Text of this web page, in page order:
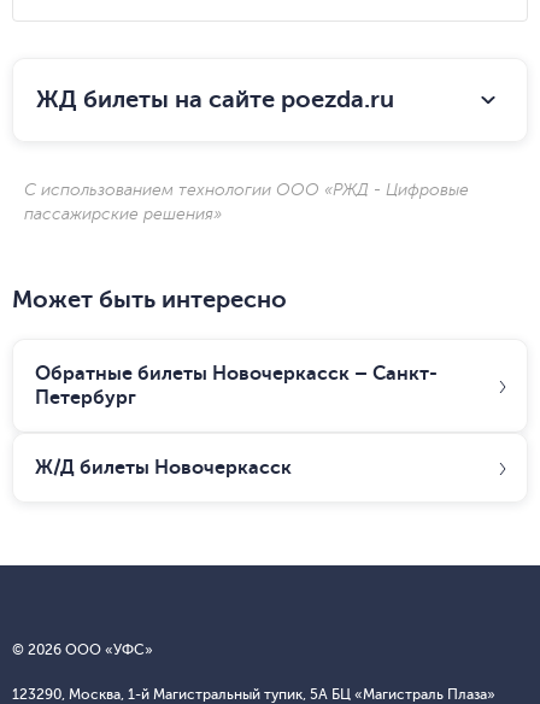
ЖД билеты на сайте poezda.ru
С использованием технологии ООО «РЖД - Цифровые
пассажирские решения»
Может быть интересно
Обратные билеты Новочеркасск – Санкт-
Петербург
Ж/Д билеты Новочеркасск
© 2026 ООО «УФС»
123290, Москва, 1-й Магистральный тупик, 5А БЦ «Магистраль Плаза»